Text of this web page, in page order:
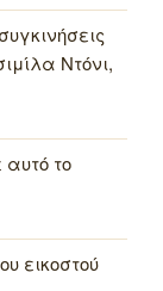
Ντόνι,
αυτό το
εικοστού